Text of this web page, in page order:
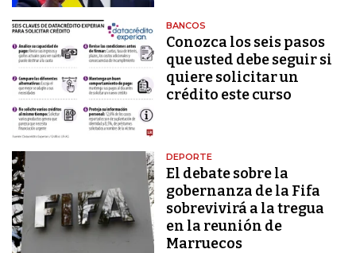
BANCOS
Conozca los seis pasos
que usted debe seguir si
quiere solicitar un
crédito este curso
DEPORTE
El debate sobre la
gobernanza de la Fifa
sobrevivirá a la tregua
en la reunión de
Marruecos